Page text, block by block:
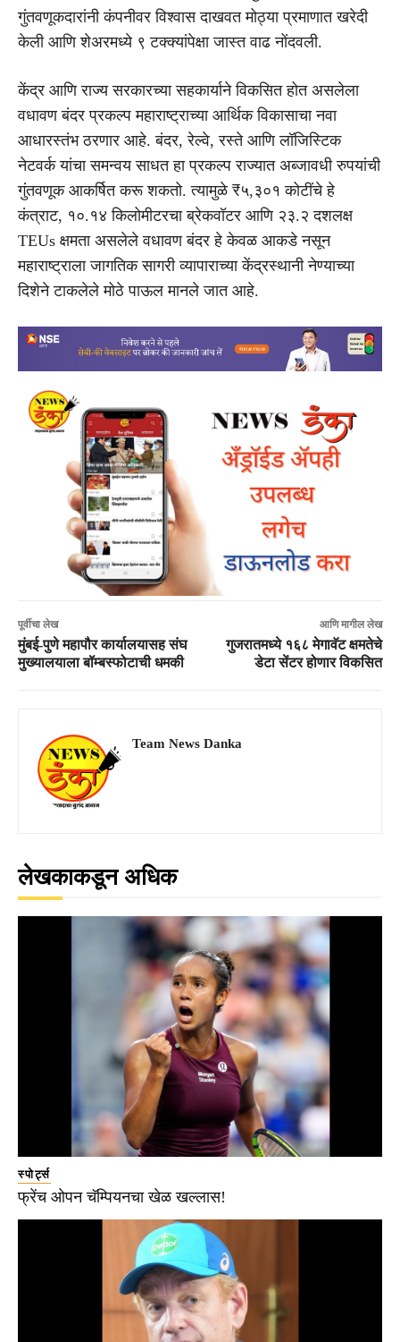
गुंतवणूकदारांनी कंपनीवर विश्वास दाखवत मोठ्या प्रमाणात खरेदी
केली आणि शेअरमध्ये ९ टक्क्यांपेक्षा जास्त वाढ नोंदवली.
केंद्र आणि राज्य सरकारच्या सहकार्याने विकसित होत असलेला
वधावण बंदर प्रकल्प महाराष्ट्राच्या आर्थिक विकासाचा नवा
आधारस्तंभ ठरणार आहे. बंदर, रेल्वे, रस्ते आणि लॉजिस्टिक
नेटवर्क यांचा समन्वय साधत हा प्रकल्प राज्यात अब्जावधी रुपयांची
गुंतवणूक आकर्षित करू शकतो. त्यामुळे ₹५,३०१ कोटींचे हे
कंत्राट, १०.१४ किलोमीटरचा ब्रेकवॉटर आणि २३.२ दशलक्ष
TEUs क्षमता असलेले वधावण बंदर हे केवळ आकडे नसून
महाराष्ट्राला जागतिक सागरी व्यापाराच्या केंद्रस्थानी नेण्याच्या
दिशेने टाकलेले मोठे पाऊल मानले जात आहे.
पूर्वीचा लेख
मुंबई-पुणे महापौर कार्यालयासह संघ
मुख्यालयाला बॉम्बस्फोटाची धमकी
आणि मागील लेख
गुजरातमध्ये १६८ मेगावॅट क्षमतेचे
डेटा सेंटर होणार विकसित
Team News Danka
लेखकाकडून अधिक
स्पोर्ट्स
फ्रेंच ओपन चॅम्पियनचा खेळ खल्लास!